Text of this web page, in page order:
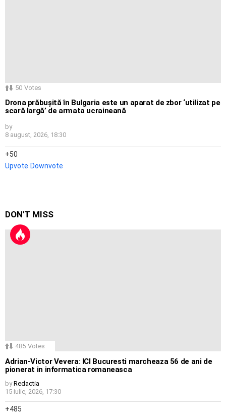
50 Votes
Drona prăbușită în Bulgaria este un aparat de zbor ‘utilizat pe
scară largă’ de armata ucraineană
by
8 august, 2026, 18:30
50
Upvote Downvote
DON'T MISS
485 Votes
Adrian-Victor Vevera: ICI Bucuresti marcheaza 56 de ani de
pionerat in informatica romaneasca
by Redactia
15 iulie, 2026, 17:30
485